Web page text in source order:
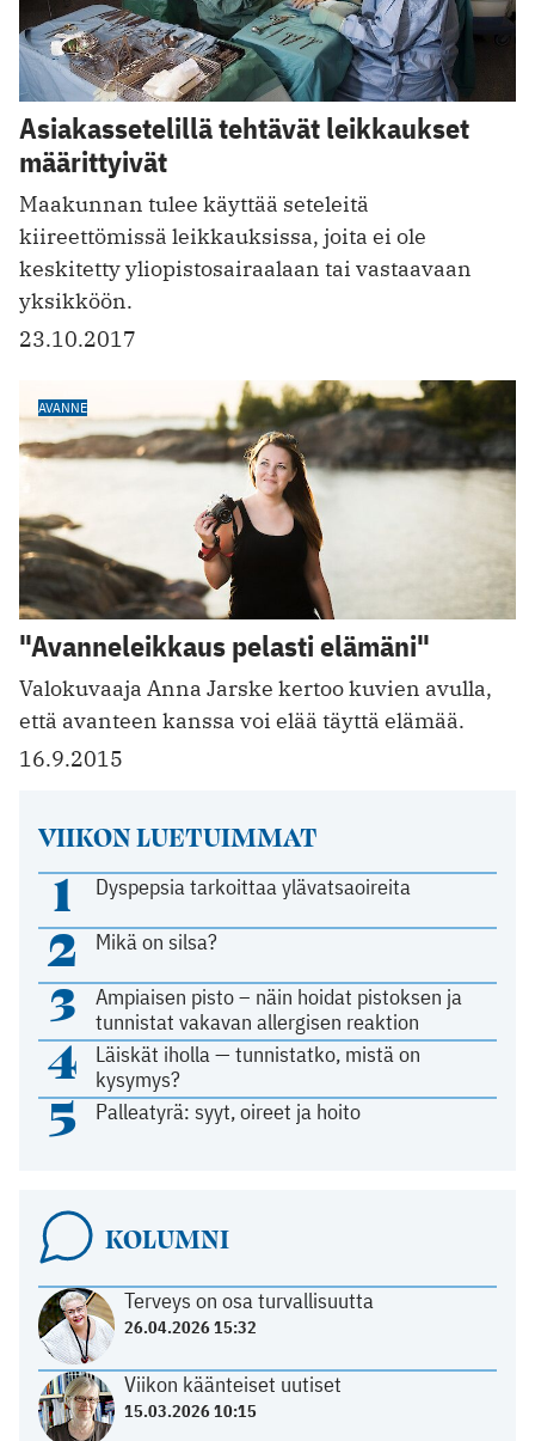
Asiakassetelillä tehtävät leikkaukset
määrittyivät
Maakunnan tulee käyttää seteleitä
kiireettömissä leikkauksissa, joita ei ole
keskitetty yliopistosairaalaan tai vastaavaan
yksikköön.
23.10.2017
AVANNE
"Avanneleikkaus pelasti elämäni"
Valokuvaaja Anna Jarske kertoo kuvien avulla,
että avanteen kanssa voi elää täyttä elämää.
16.9.2015
VIIKON LUETUIMMAT
1 Dyspepsia tarkoittaa ylävatsaoireita
2 Mikä on silsa?
3
Ampiaisen pisto – näin hoidat pistoksen ja
tunnistat vakavan allergisen reaktion
4
Läiskät iholla — tunnistatko, mistä on
kysymys?
5 Palleatyrä: syyt, oireet ja hoito
KOLUMNI
Terveys on osa turvallisuutta
26.04.2026 15:32
Viikon käänteiset uutiset
15.03.2026 10:15